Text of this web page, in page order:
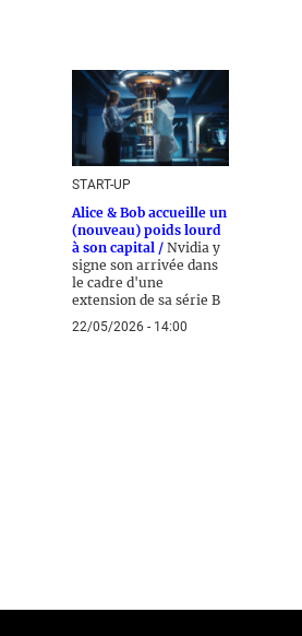
START-UP
Alice & Bob accueille un
(nouveau) poids lourd
à son capital / Nvidia y
signe son arrivée dans
le cadre d'une
extension de sa série B
22/05/2026 - 14:00